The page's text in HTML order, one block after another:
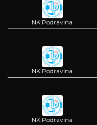
NK Podravina
NK Podravina
NK Podravina